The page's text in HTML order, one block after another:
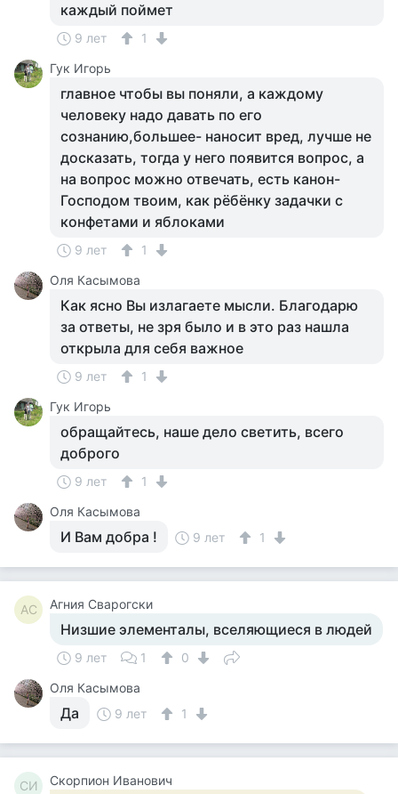
каждый поймет
9 лет
1
Гук Игорь
главное чтобы вы поняли, а каждому
человеку надо давать по его
сознанию,большее- наносит вред, лучше не
досказать, тогда у него появится вопрос, а
на вопрос можно отвечать, есть канон-
Господом твоим, как рёбёнку задачки с
конфетами и яблоками
9 лет
1
Оля Касымова
Как ясно Вы излагаете мысли. Благодарю
за ответы, не зря было и в это раз нашла
открыла для себя важное
9 лет
1
Гук Игорь
обращайтесь, наше дело светить, всего
доброго
9 лет
1
Оля Касымова
И Вам добра ! 9 лет 1
АС Агния Сварогски
Низшие элементалы, вселяющиеся в людей
9 лет 1
0
Оля Касымова
Да 9 лет 1
СИ Скорпион Иванович